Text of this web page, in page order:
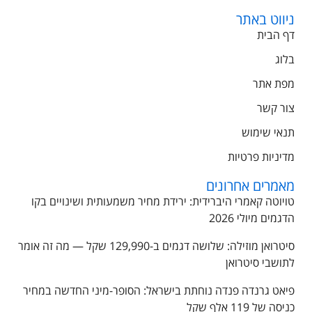
ניווט באתר
דף הבית
בלוג
מפת אתר
צור קשר
תנאי שימוש
מדיניות פרטיות
מאמרים אחרונים
טויוטה קאמרי היברידית: ירידת מחיר משמעותית ושינויים בקו
הדגמים מיולי 2026
סיטרואן מוזילה: שלושה דגמים ב-129,990 שקל — מה זה אומר
לתושבי סיטרואן
פיאט גרנדה פנדה נוחתת בישראל: הסופר-מיני החדשה במחיר
כניסה של 119 אלף שקל